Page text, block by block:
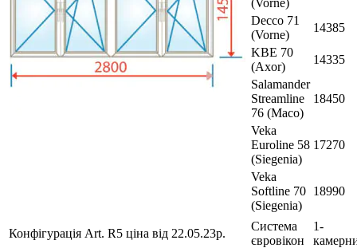
Decco 71
(Vorne)
14385
KBE 70
(Axor)
14335
Salamander
Streamline
76 (Maco)
18450
Veka
Euroline 58
(Siegenia)
17270
Veka
Softline 70
(Siegenia)
18990
Конфігурація Art. R5 ціна від 22.05.23р.
Система
євровікон
1-